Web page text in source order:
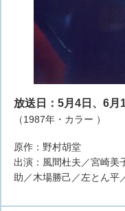
放送日：5月4日、6月
（1987年・カラー ）
原作：野村胡堂
出演：風間杜夫／宮崎美
助／木場勝己／左とん平